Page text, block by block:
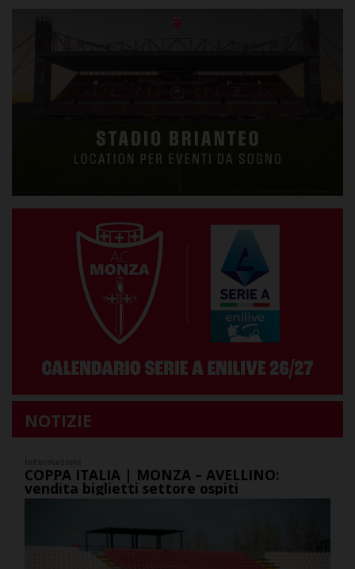
NOTIZIE
COPPA ITALIA | MONZA – AVELLINO:
vendita biglietti settore ospiti